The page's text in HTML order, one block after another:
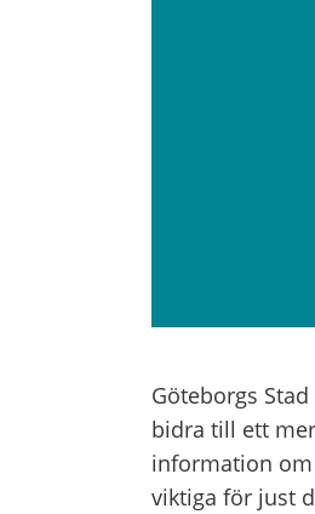
Göteborgs
bidra till ett
information om
viktiga för just